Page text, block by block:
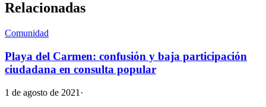
Relacionadas
Comunidad
Playa del Carmen: confusión y baja participación
ciudadana en consulta popular
1 de agosto de 2021 ·